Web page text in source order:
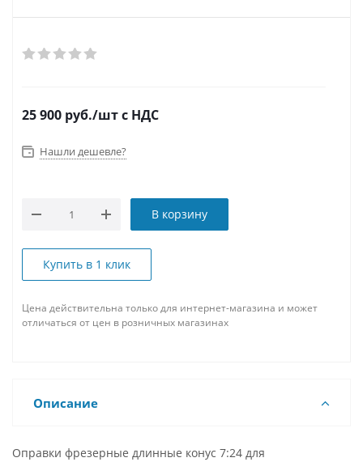
25 900 руб./штс НДС
Нашли дешевле?
В корзину
Купить в 1 клик
Цена действительна только для интернет-магазина и может
отличаться от цен в розничных магазинах
Описание
Оправки фрезерные длинные конус 7:24 для